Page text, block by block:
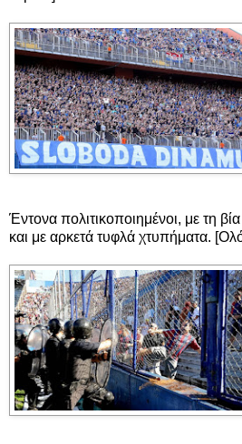
Έντονα πολιτικοποιημένοι, με τη
και με αρκετά τυφλά χτυπήματα.